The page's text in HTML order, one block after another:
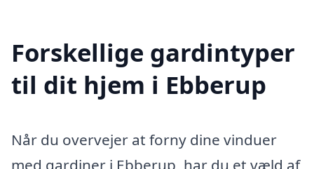
Forskellige gardintyper
til dit hjem i Ebberup
Når du overvejer at forny dine vinduer
med gardiner i Ebberup, har du et væld af